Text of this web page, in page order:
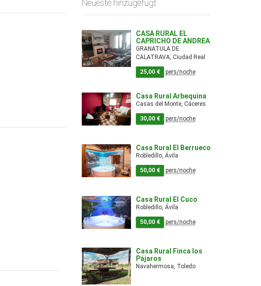
Neueste hinzugefügt
CASA RURAL EL
CAPRICHO DE ANDREA
GRANATULA DE
CALATRAVA, Ciudad Real
25,00 € pers/noche
Casa Rural Arbequina
Casas del Monte, Cáceres
30,00 € pers/noche
Casa Rural El Berrueco
Robledillo, Ávila
50,00 € pers/noche
Casa Rural El Cuco
Robledillo, Ávila
50,00 € pers/noche
Casa Rural Finca los
Pájaros
Navahermosa, Toledo